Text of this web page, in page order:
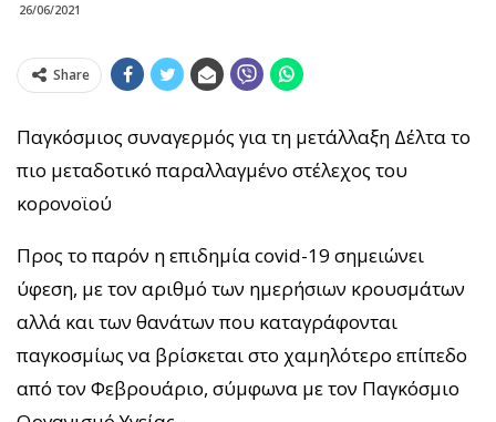
26/06/2021
Share
Παγκόσμιος συναγερμός για τη μετάλλαξη Δέλτα το
πιο μεταδοτικό παραλλαγμένο στέλεχος του
κορονοϊού
Προς το παρόν η επιδημία covid-19 σημειώνει
ύφεση, με τον αριθμό των ημερήσιων κρουσμάτων
αλλά και των θανάτων που καταγράφονται
παγκοσμίως να βρίσκεται στο χαμηλότερο επίπεδο
από τον Φεβρουάριο, σύμφωνα με τον Παγκόσμιο